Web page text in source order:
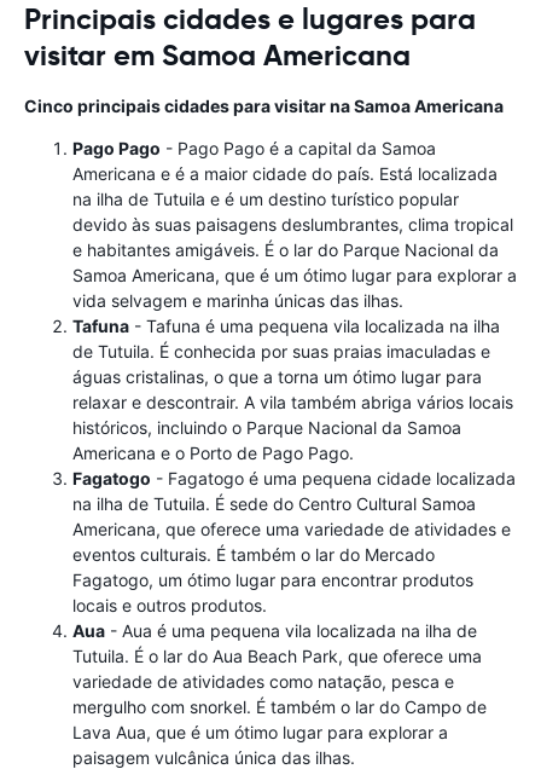
Principais cidades e lugares para
visitar em Samoa Americana
Cinco principais cidades para visitar na Samoa Americana
Pago Pago - Pago Pago é a capital da Samoa
Americana e é a maior cidade do país. Está localizada
na ilha de Tutuila e é um destino turístico popular
devido às suas paisagens deslumbrantes, clima tropical
e habitantes amigáveis. É o lar do Parque Nacional da
Samoa Americana, que é um ótimo lugar para explorar a
vida selvagem e marinha únicas das ilhas.
Tafuna - Tafuna é uma pequena vila localizada na ilha
de Tutuila. É conhecida por suas praias imaculadas e
águas cristalinas, o que a torna um ótimo lugar para
relaxar e descontrair. A vila também abriga vários locais
históricos, incluindo o Parque Nacional da Samoa
Americana e o Porto de Pago Pago.
Fagatogo - Fagatogo é uma pequena cidade localizada
na ilha de Tutuila. É sede do Centro Cultural Samoa
Americana, que oferece uma variedade de atividades e
eventos culturais. É também o lar do Mercado
Fagatogo, um ótimo lugar para encontrar produtos
locais e outros produtos.
Aua - Aua é uma pequena vila localizada na ilha de
Tutuila. É o lar do Aua Beach Park, que oferece uma
variedade de atividades como natação, pesca e
mergulho com snorkel. É também o lar do Campo de
Lava Aua, que é um ótimo lugar para explorar a
paisagem vulcânica única das ilhas.